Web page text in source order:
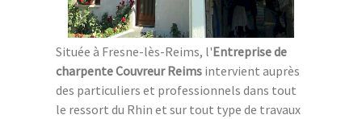
Située à Fresne-lès-Reims, l'Entreprise de
charpente Couvreur Reims intervient auprès
des particuliers et professionnels dans tout
le ressort du Rhin et sur tout type de travaux